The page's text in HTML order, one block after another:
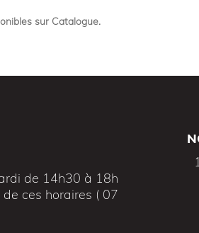
sur Catalogue.
de 14h30 à 18h
ces horaires ( 07